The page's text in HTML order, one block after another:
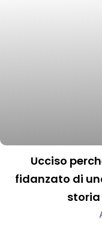
Ucciso
fidanzato di
storia